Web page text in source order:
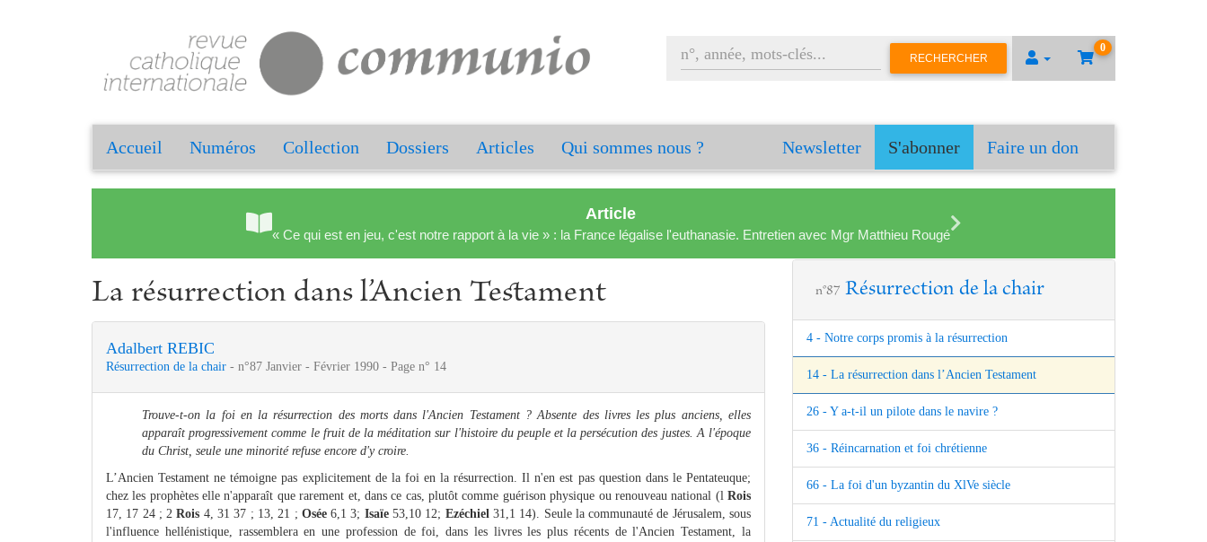
0
RECHERCHER
Accueil Numéros Collection Dossiers Articles Qui sommes nous ? Newsletter S'abonner Faire un don
Article
« Ce qui est en jeu, c'est notre rapport à la vie » : la France légalise l'euthanasie. Entretien avec Mgr Matthieu Rougé
La résurrection dans l’Ancien Testament
Adalbert REBIC
Résurrection de la chair - n°87 Janvier - Février 1990 - Page n° 14
Trouve-t-on la foi en la résurrection des morts dans l'Ancien Testament ? Absente des livres les plus anciens, elles
apparaît progressivement comme le fruit de la méditation sur l'histoire du peuple et la persécution des justes. A l'époque
du Christ, seule une minorité refuse encore d'y croire.
L’Ancien Testament ne témoigne pas explicitement de la foi en la résurrection. Il n'en est pas question dans le Pentateuque;
chez les prophètes elle n'apparaît que rarement et, dans ce cas, plutôt comme guérison physique ou renouveau national (l Rois
17, 17 24 ; 2Rois 4, 31 37 ; 13, 21 ; Osée6,1 3; Isaïe53,10 12; Ezéchiel31,1 14). Seule la communauté de Jérusalem, sous
l'influence hellénistique, rassemblera en une profession de foi, dans les livres les plus récents de l'Ancien Testament, la
n°87 Résurrection de la chair
4 - Notre corps promis à la résurrection
14 - La résurrection dans l’Ancien Testament
26 - Y a-t-il un pilote dans le navire ?
36 - Réincarnation et foi chrétienne
66 - La foi d'un byzantin du XlVe siècle
71 - Actualité du religieux